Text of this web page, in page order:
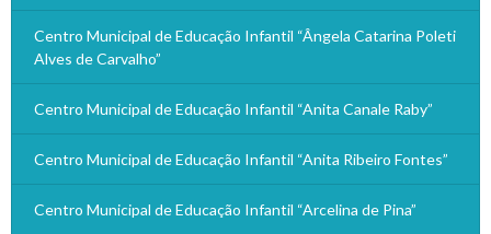
Centro Municipal de Educação Infantil “Ângela Catarina Poleti
Alves de Carvalho”
Centro Municipal de Educação Infantil “Anita Canale Raby”
Centro Municipal de Educação Infantil “Anita Ribeiro Fontes”
Centro Municipal de Educação Infantil “Arcelina de Pina”